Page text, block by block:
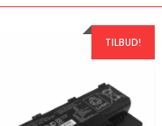
TILBUD!